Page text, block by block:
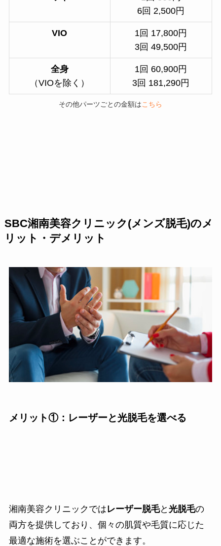
6回 2,500円
VIO
1回 17,800円
3回 49,500円
全身
（VIOを除く）
1回 60,900円
3回 181,290円
その他パーツごとの金額はこちら
SBC湘南美容クリニック(メンズ脱毛)のメ
リット・デメリット
メリット①：レーザーと光脱毛を選べる
湘南美容クリニックではレーザー脱毛と 光脱毛の
両方を提供しており、個々の肌質や毛質に応じた
最適な施術を選ぶことができます。